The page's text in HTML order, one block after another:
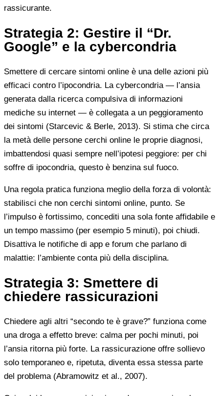
rassicurante.
Strategia 2: Gestire il “Dr.
Google” e la cybercondria
Smettere di cercare sintomi online è una delle azioni più
efficaci contro l’ipocondria. La cybercondria — l’ansia
generata dalla ricerca compulsiva di informazioni
mediche su internet — è collegata a un peggioramento
dei sintomi (Starcevic & Berle, 2013). Si stima che circa
la metà delle persone cerchi online le proprie diagnosi,
imbattendosi quasi sempre nell’ipotesi peggiore: per chi
soffre di ipocondria, questo è benzina sul fuoco.
Una regola pratica funziona meglio della forza di volontà:
stabilisci che non cerchi sintomi online, punto. Se
l’impulso è fortissimo, concediti una sola fonte affidabile e
un tempo massimo (per esempio 5 minuti), poi chiudi.
Disattiva le notifiche di app e forum che parlano di
malattie: l’ambiente conta più della disciplina.
Strategia 3: Smettere di
chiedere rassicurazioni
Chiedere agli altri “secondo te è grave?” funziona come
una droga a effetto breve: calma per pochi minuti, poi
l’ansia ritorna più forte. La rassicurazione offre sollievo
solo temporaneo e, ripetuta, diventa essa stessa parte
del problema (Abramowitz et al., 2007).